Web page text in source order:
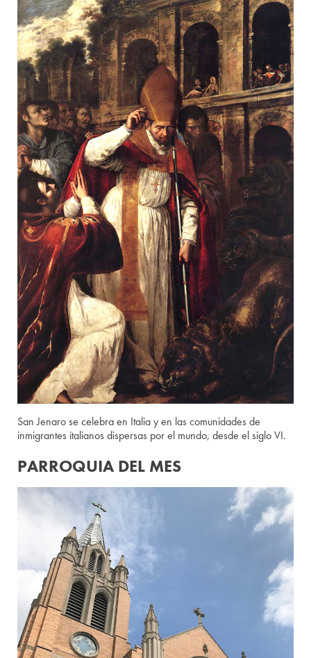
San Jenaro se celebra en Italia y en las comunidades de
inmigrantes italianos dispersas por el mundo, desde el siglo VI.
PARROQUIA DEL MES